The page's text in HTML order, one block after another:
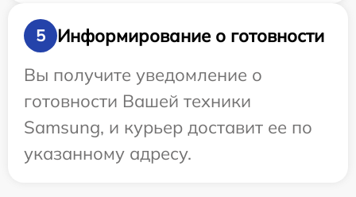
5
Информирование о готовности
Вы получите уведомление о
готовности Вашей техники
Samsung, и курьер доставит ее по
указанному адресу.